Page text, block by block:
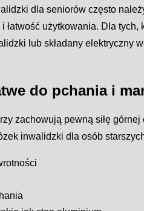
dla seniorów często
łatwość użytkowania. Dla
lub składany
do pchania i
zachowują pewną siłę
inwalidzki dla osób